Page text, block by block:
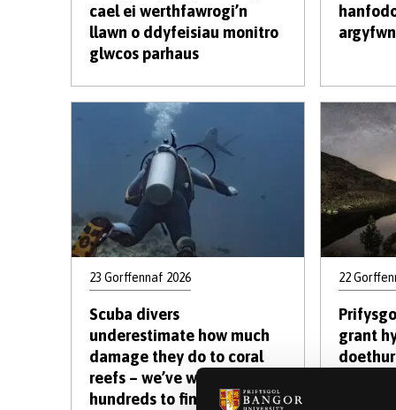
cael ei werthfawrogi’n
llawn o ddyfeisiau monitro
glwcos parhaus
23 Gorffennaf 2026
Scuba divers
underestimate how much
damage they do to coral
reefs – we’ve watched
hundreds to find out why
22
grant